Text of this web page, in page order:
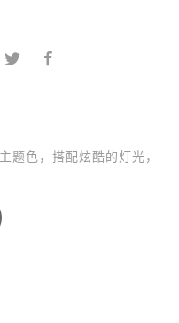
题色，搭配炫酷的灯光，